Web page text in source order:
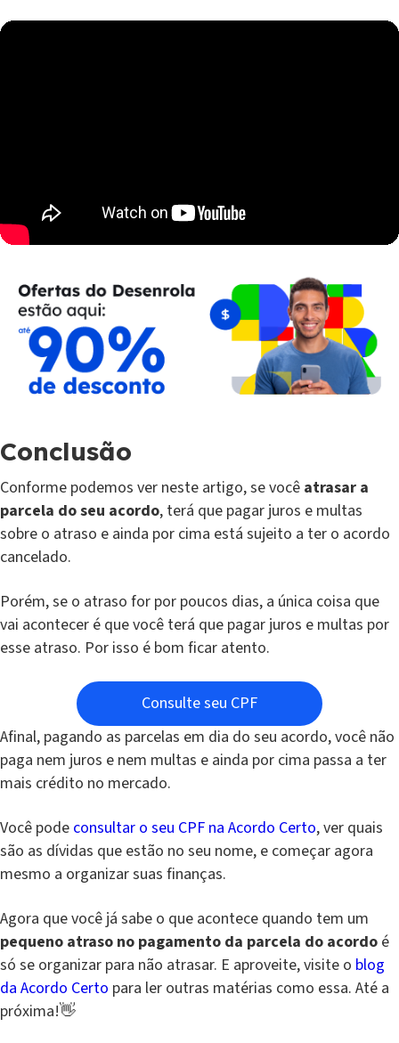
Conclusão
Conforme podemos ver neste artigo, se você atrasar a
parcela do seu acordo, terá que pagar juros e multas
sobre o atraso e ainda por cima está sujeito a ter o acordo
cancelado.
Porém, se o atraso for por poucos dias, a única coisa que
vai acontecer é que você terá que pagar juros e multas por
esse atraso. Por isso é bom ficar atento.
Consulte seu CPF
Afinal, pagando as parcelas em dia do seu acordo, você não
paga nem juros e nem multas e ainda por cima passa a ter
mais crédito no mercado.
Você pode consultar o seu CPF na Acordo Certo, ver quais
são as dívidas que estão no seu nome, e começar agora
mesmo a organizar suas finanças.
Agora que você já sabe o que acontece quando tem um
pequeno atraso no pagamento da parcela do acordo é
só se organizar para não atrasar. E aproveite, visite o blog
da Acordo Certo para ler outras matérias como essa. Até a
próxima!👋